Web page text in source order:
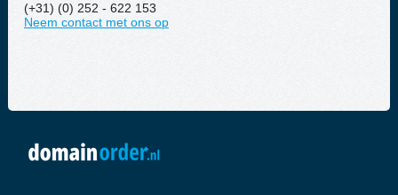
(+31) (0) 252 - 622 153
Neem contact met ons op